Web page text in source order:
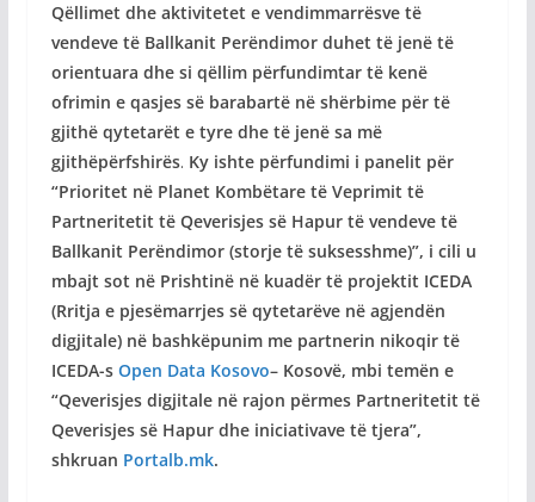
Qëllimet dhe aktivitetet e vendimmarrësve të
vendeve të Ballkanit Perëndimor duhet të jenë të
orientuara dhe si qëllim përfundimtar të kenë
ofrimin e qasjes së barabartë në shërbime për të
gjithë qytetarët e tyre dhe të jenë sa më
gjithëpërfshirës. Ky ishte përfundimi i panelit për
“Prioritet në Planet Kombëtare të Veprimit të
Partneritetit të Qeverisjes së Hapur të vendeve të
Ballkanit Perëndimor (storje të suksesshme)”, i cili u
mbajt sot në Prishtinë në kuadër të projektit ICEDA
(Rritja e pjesëmarrjes së qytetarëve në agjendën
digjitale) në bashkëpunim me partnerin nikoqir të
ICEDA-s Open Data Kosovo– Kosovë, mbi temën e
“Qeverisjes digjitale në rajon përmes Partneritetit të
Qeverisjes së Hapur dhe iniciativave të tjera”,
shkruan Portalb.mk.